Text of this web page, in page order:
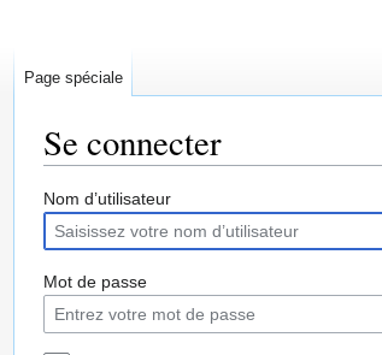
Se connecter
Aller
la
navigation
Aller
la
recherche
Nom d’utilisateur
Mot de passe
Page spéciale